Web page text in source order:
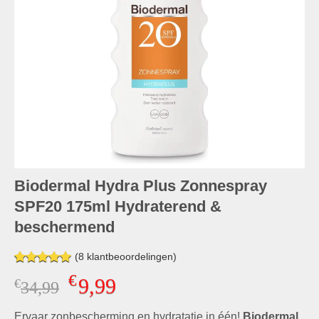
Biodermal Hydra Plus Zonnespray
SPF20 175ml Hydraterend &
beschermend
Gewaardeerd
5.00op 5
gebaseerd
(8 klantbeoordelingen)
€34,99 Oorspronkelijke
prijs
€9,99Huidige